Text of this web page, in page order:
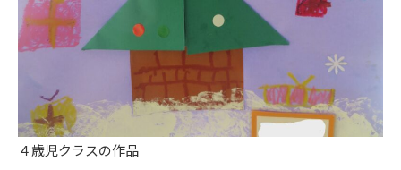
４歳児クラスの作品